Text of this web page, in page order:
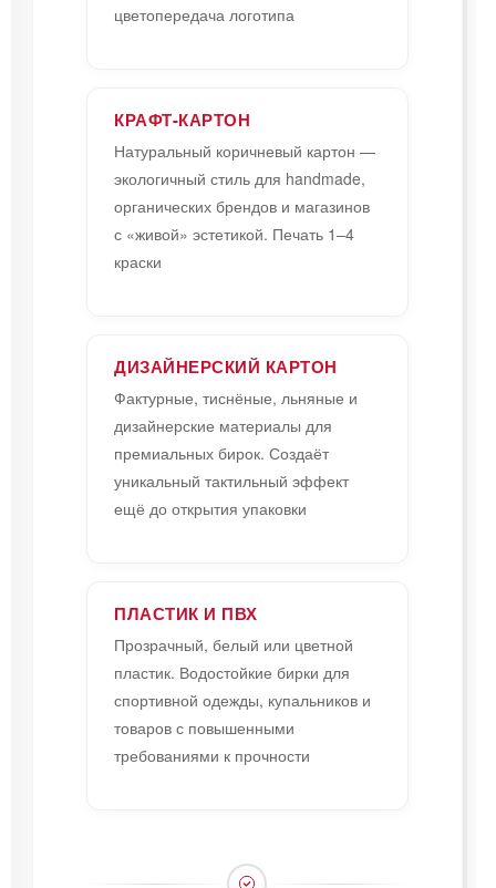
цветопередача логотипа
КРАФТ-КАРТОН
Натуральный коричневый картон —
экологичный стиль для handmade,
органических брендов и магазинов
с «живой» эстетикой. Печать 1–4
краски
ДИЗАЙНЕРСКИЙ КАРТОН
Фактурные, тиснёные, льняные и
дизайнерские материалы для
премиальных бирок. Создаёт
уникальный тактильный эффект
ещё до открытия упаковки
ПЛАСТИК И ПВХ
Прозрачный, белый или цветной
пластик. Водостойкие бирки для
спортивной одежды, купальников и
товаров с повышенными
требованиями к прочности